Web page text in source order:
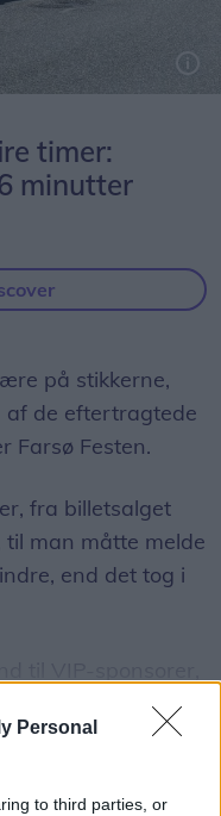
Personal
to third parties, or
timer:
minutter
på stikkerne,
af de eftertragtede
Farsø Festen.
fra billetsalget
til man måtte melde
end det tog i
billetter til salg, og
ret vildt. Kvinden,